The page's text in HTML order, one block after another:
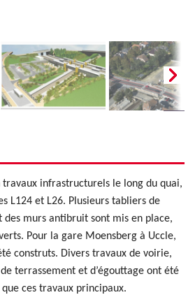
travaux infrastructurels le long du quai,
L124 et L26. Plusieurs tabliers de
des murs antibruit sont mis en place,
Pour la gare Moensberg à Uccle,
construts. Divers travaux de voirie,
terrassement et d’égouttage ont été
ces travaux principaux.